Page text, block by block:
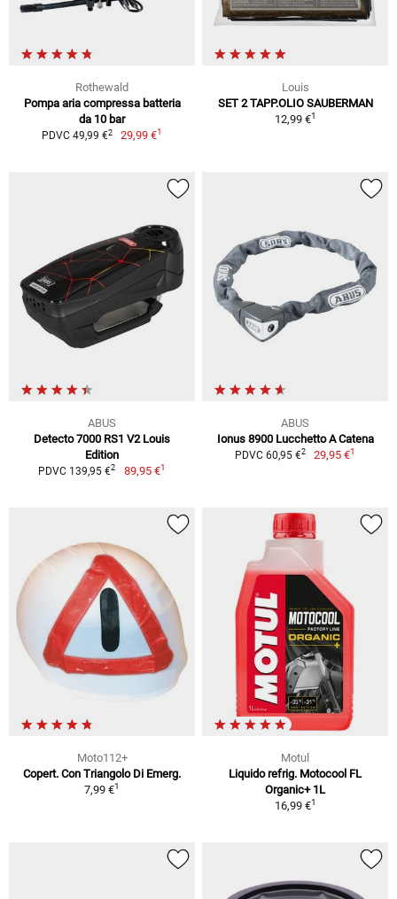
Rothewald
Pompa aria compressa batteria
da 10 bar
PDVC 49,99 €2 29,99 €1
Louis
SET 2 TAPP.OLIO SAUBERMAN
12,99 €1
ABUS
Detecto 7000 RS1 V2 Louis
Edition
PDVC 139,95 €2 89,95 €1
ABUS
Ionus 8900 Lucchetto A Catena
PDVC 60,95 €2 29,95 €1
Moto112+
Copert. Con Triangolo Di Emerg.
7,99 €1
Motul
Liquido refrig. Motocool FL
Organic+ 1L
16,99 €1